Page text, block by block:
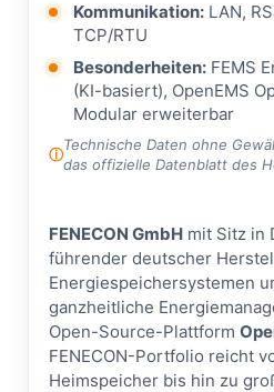
Kommunikation: LAN,
TCP/RTU
Besonderheiten: FEMS
(KI-basiert), OpenEMS
Modular erweiterbar
Technische Daten ohne
das offizielle Datenblatt des
FENECON GmbH mit Sitz in
führender deutscher
Energiespeichersystemen
ganzheitliche
Open-Source-Plattform
FENECON-Portfolio reicht
Heimspeicher bis hin zu